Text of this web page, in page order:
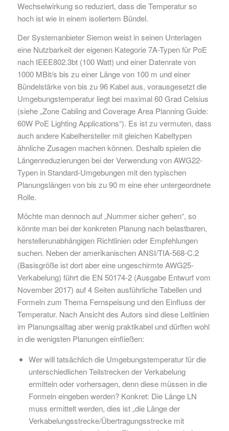
Wechselwirkung so reduziert, dass die Temperatur so
hoch ist wie in einem isoliertem Bündel.
Der Systemanbieter Siemon weist in seinen Unterlagen
eine Nutzbarkeit der eigenen Kategorie 7A-Typen für PoE
nach IEEE802.3bt (100 Watt) und einer Datenrate von
1000 MBit/s bis zu einer Länge von 100 m und einer
Bündelstärke von bis zu 96 Kabel aus, vorausgesetzt die
Umgebungstemperatur liegt bei maximal 60 Grad Celsius
(siehe „Zone Cabling and Coverage Area Planning Guide:
60W PoE Lighting Applications“). Es ist zu vermuten, dass
auch andere Kabelhersteller mit gleichen Kabeltypen
ähnliche Zusagen machen können. Deshalb spielen die
Längenreduzierungen bei der Verwendung von AWG22-
Typen in Standard-Umgebungen mit den typischen
Planungslängen von bis zu 90 m eine eher untergeordnete
Rolle.
Möchte man dennoch auf „Nummer sicher gehen“, so
könnte man bei der konkreten Planung nach belastbaren,
herstellerunabhängigen Richtlinien oder Empfehlungen
suchen. Neben der amerikanischen ANSI/TIA-568-C.2
(Basisgröße ist dort aber eine ungeschirmte AWG25-
Verkabelung) führt die EN 50174-2 (Ausgabe Entwurf vom
November 2017) auf 4 Seiten ausführliche Tabellen und
Formeln zum Thema Fernspeisung und den Einfluss der
Temperatur. Nach Ansicht des Autors sind diese Leitlinien
im Planungsalltag aber wenig praktikabel und dürften wohl
in die wenigsten Planungen einfließen:
Wer will tatsächlich die Umgebungstemperatur für die
unterschiedlichen Teilstrecken der Verkabelung
ermitteln oder vorhersagen, denn diese müssen in die
Formeln eingeben werden? Konkret: Die Länge LN
muss ermittelt werden, dies ist „die Länge der
Verkabelungsstrecke/Übertragungsstrecke mit